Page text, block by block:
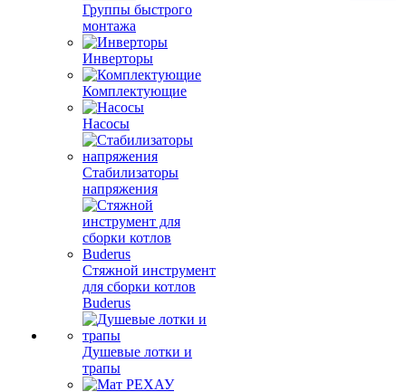
Группы быстрого
монтажа
Инверторы
Комплектующие
Насосы
Стабилизаторы
напряжения
Стяжной инструмент
для сборки котлов
Buderus
Душевые лотки и
трапы